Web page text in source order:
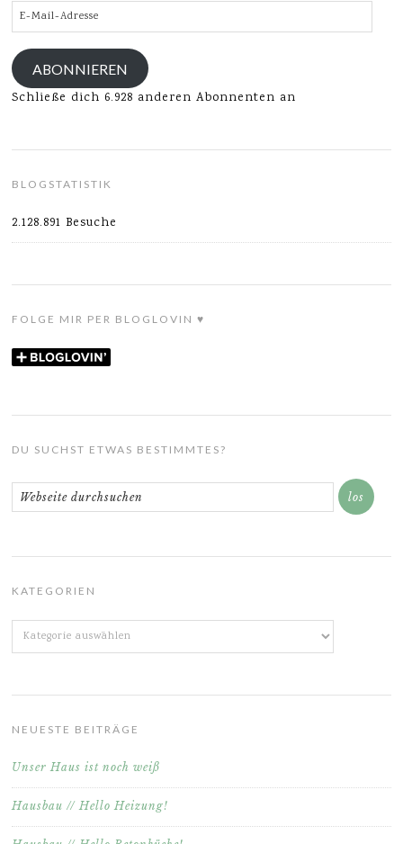
E-
Mail-
Adresse
ABONNIEREN
Schließe dich 6.928 anderen Abonnenten an
BLOGSTATISTIK
2.128.891 Besuche
FOLGE MIR PER BLOGLOVIN ♥
DU SUCHST ETWAS BESTIMMTES?
KATEGORIEN
Kategorien
NEUESTE BEITRÄGE
Unser Haus ist noch weiß
Hausbau // Hello Heizung!